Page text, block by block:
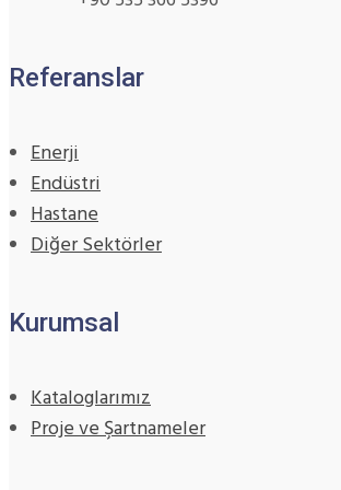
Referanslar
Enerji
Endüstri
Hastane
Diğer Sektörler
Kurumsal
Kataloglarımız
Proje ve Şartnameler